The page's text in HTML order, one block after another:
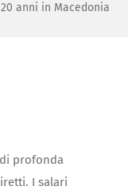
anni in Macedonia
profonda
I salari